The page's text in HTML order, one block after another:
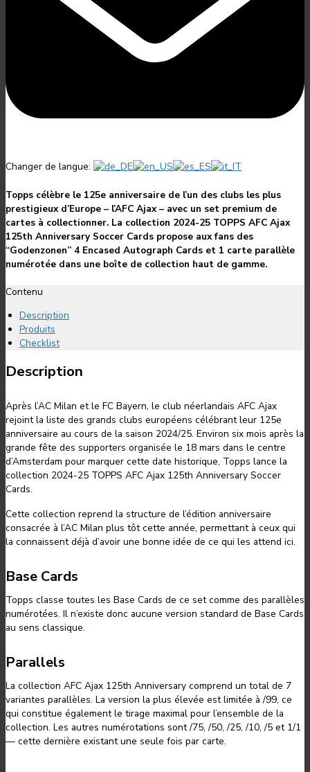
Changer de langue:
Topps célèbre le 125e anniversaire de l’un des clubs les plus
prestigieux d’Europe – l’AFC Ajax – avec un set premium de
cartes à collectionner. La collection 2024-25 TOPPS AFC Ajax
125th Anniversary Soccer Cards propose aux fans des
“Godenzonen” 4 Encased Autograph Cards et 1 carte parallèle
numérotée dans une boîte de collection haut de gamme.
Contenu
Description
Produits
Checklist
Description
Après l’AC Milan et le FC Bayern, le club néerlandais AFC Ajax
rejoint la liste des grands clubs européens célébrant leur 125e
anniversaire au cours de la saison 2024/25. Environ six mois après la
grande fête des supporters organisée le 18 mars dans le centre
d’Amsterdam pour marquer cette date historique, Topps lance la
collection 2024-25 TOPPS AFC Ajax 125th Anniversary Soccer
Cards.
Cette collection reprend la structure de l’édition anniversaire
consacrée à l’AC Milan plus tôt cette année, permettant à ceux qui
la connaissent déjà d’avoir une bonne idée de ce qui les attend ici.
Base Cards
Topps classe toutes les Base Cards de ce set comme des parallèles
numérotées. Il n’existe donc aucune version standard de Base Cards
au sens classique.
Parallels
La collection AFC Ajax 125th Anniversary comprend un total de 7
variantes parallèles. La version la plus élevée est limitée à /99, ce
qui constitue également le tirage maximal pour l’ensemble de la
collection. Les autres numérotations sont /75, /50, /25, /10, /5 et 1/1
— cette dernière existant une seule fois par carte.